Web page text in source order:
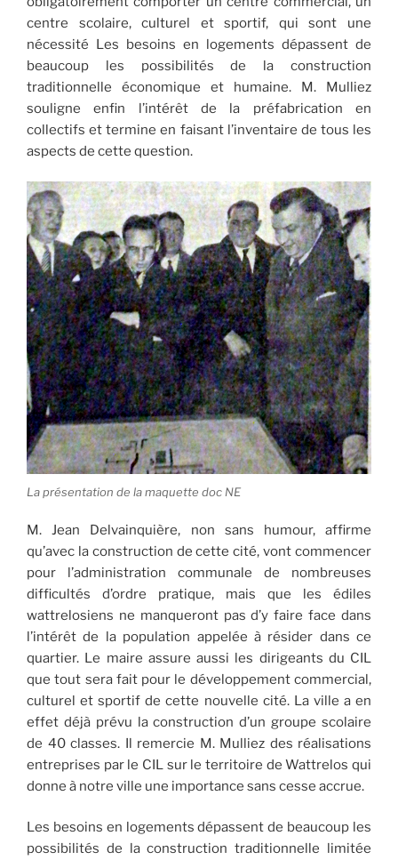
centre scolaire, culturel et sportif, qui sont une
nécessité Les besoins en logements dépassent de
beaucoup les possibilités de la construction
traditionnelle économique et humaine. M. Mulliez
souligne enfin l’intérêt de la préfabrication en
collectifs et termine en faisant l’inventaire de tous les
aspects de cette question.
La présentation de la maquette doc NE
M. Jean Delvainquière, non sans humour, affirme
qu’avec la construction de cette cité, vont commencer
pour l’administration communale de nombreuses
difficultés d’ordre pratique, mais que les édiles
wattrelosiens ne manqueront pas d’y faire face dans
l’intérêt de la population appelée à résider dans ce
quartier. Le maire assure aussi les dirigeants du CIL
que tout sera fait pour le développement commercial,
culturel et sportif de cette nouvelle cité. La ville a en
effet déjà prévu la construction d’un groupe scolaire
de 40 classes. Il remercie M. Mulliez des réalisations
entreprises par le CIL sur le territoire de Wattrelos qui
donne à notre ville une importance sans cesse accrue.
Les besoins en logements dépassent de beaucoup les
possibilités de la construction traditionnelle limitée